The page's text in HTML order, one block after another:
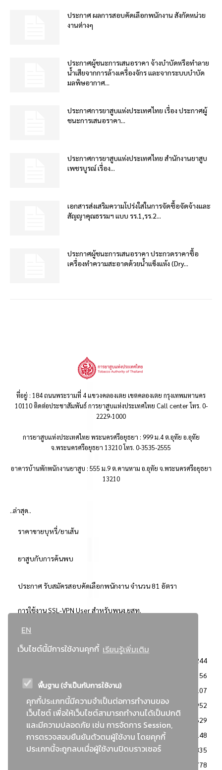
EN
เว็บไซต์นี้มีการใช้งานคุกกี้ เรียนรู้เพิ่มเติม
พื้นฐาน (จำเป็นกับการใช้งาน)
คุกกี้ประเภทนี้มีความจำเป็นต่อการทำงานของ
เว็บไซต์ เพื่อให้เว็บไซต์สามารถทำงานได้เป็นปกติ
และมีความปลอดภัย เช่น การจัดการ Session,
การตรวจสอบยืนยันตัวตนผู้ใช้งาน โดยคุกกี้
ประเภทนี้จะถูกลบเมื่อผู้ใช้งานปิดบราวเซอร์
ประกาศ ผลการสอบคัดเลือกพนักงาน สังกัดหน่วย
งานต่างๆ
ประกาศผู้ชนะการเสนอราคา จ้างบำบัดหรือทำลาย
น้ำเสียจากการล้างเครื่องจักร และจากระบบบำบัด
มลพิษอากาศ...
ประกาศการยาสูบแห่งประเทศไทย เรื่อง ประกาศผู้
ชนะการเสนอราคา...
ประกาศการยาสูบแห่งประเทศไทย สำนักงานยาสูบ
เพชรบูรณ์ เรื่อง...
เอกสารส่งเสริมความโปร่งใสในการจัดซื้อจัดจ้างและ
สัญญาคุณธรรมฯ แบบ รร.1,รร.2...
ประกาศผู้ชนะการเสนอราคา ประกวดราคาซื้อ
เครื่องทำความสะอาดด้วยน้ำแข็งแห้ง (Dry...
ที่อยู่ : 184 ถนนพระรามที่ 4 แขวงคลองเตย เขตคลองเตย กรุงเทพมหานคร
10110 ติดต่อประชาสัมพันธ์ การยาสูบแห่งประเทศไทย Call center โทร. 0-
2229-1000
การยาสูบแห่งประเทศไทย พระนครศรีอยุธยา : 999 ม.4 ต.อุทัย อ.อุทัย
จ.พระนครศรีอยุธยา 13210 โทร. 0-3535-2555
อาคารบ้านพักพนักงานยาสูบ : 555 ม.9 ต.คานหาม อ.อุทัย จ.พระนครศรีอยุธยา
13210
..ล่าสุด..
ราคาขายบุหรี่/ยาเส้น
ยาสูบกับการค้นพบ
ประกาศ รับสมัครสอบคัดเลือกพนักงาน จำนวน 81 อัตรา
การใช้งาน SSL-VPN User สำหรับพนง.ยสท.
..ยอดนิยม..
3244
2356
: วิธีเฉพาะเจาะจง
2107
ข่าวสาร/ประกาศ
1952
: เอกสารส่งเสริมความโปร่งใสในการจัดซื้อจัดจ้าง
1629
ข่าวสารจัดซื้อจัดจ้าง
1148
: แผนการจัดซื้อจัดจ้าง
835
778